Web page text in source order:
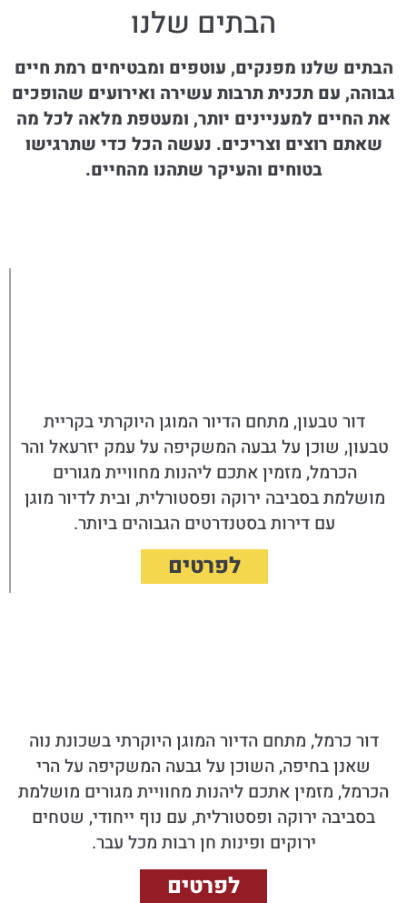
הבתים שלנו
הבתים שלנו מפנקים, עוטפים ומבטיחים רמת חיים
גבוהה, עם תכנית תרבות עשירה ואירועים שהופכים
את החיים למעניינים יותר, ומעטפת מלאה לכל מה
שאתם רוצים וצריכים. נעשה הכל כדי שתרגישו
בטוחים והעיקר שתהנו מהחיים.
דור טבעון, מתחם הדיור המוגן היוקרתי בקריית
טבעון, שוכן על גבעה המשקיפה על עמק יזרעאל והר
הכרמל, מזמין אתכם ליהנות מחוויית מגורים
מושלמת בסביבה ירוקה ופסטורלית, ובית לדיור מוגן
עם דירות בסטנדרטים הגבוהים ביותר.
לפרטים
דור כרמל, מתחם הדיור המוגן היוקרתי בשכונת נוה
שאנן בחיפה, השוכן על גבעה המשקיפה על הרי
הכרמל, מזמין אתכם ליהנות מחוויית מגורים מושלמת
בסביבה ירוקה ופסטורלית, עם נוף ייחודי, שטחים
ירוקים ופינות חן רבות מכל עבר.
לפרטים